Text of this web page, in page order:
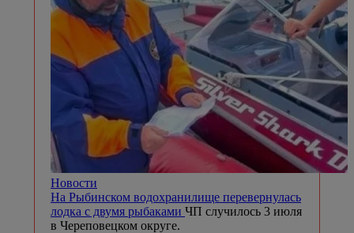
Новости
На Рыбинском водохранилище перевернулась
лодка с двумя рыбаками ЧП случилось 3 июля
в Череповецком округе.